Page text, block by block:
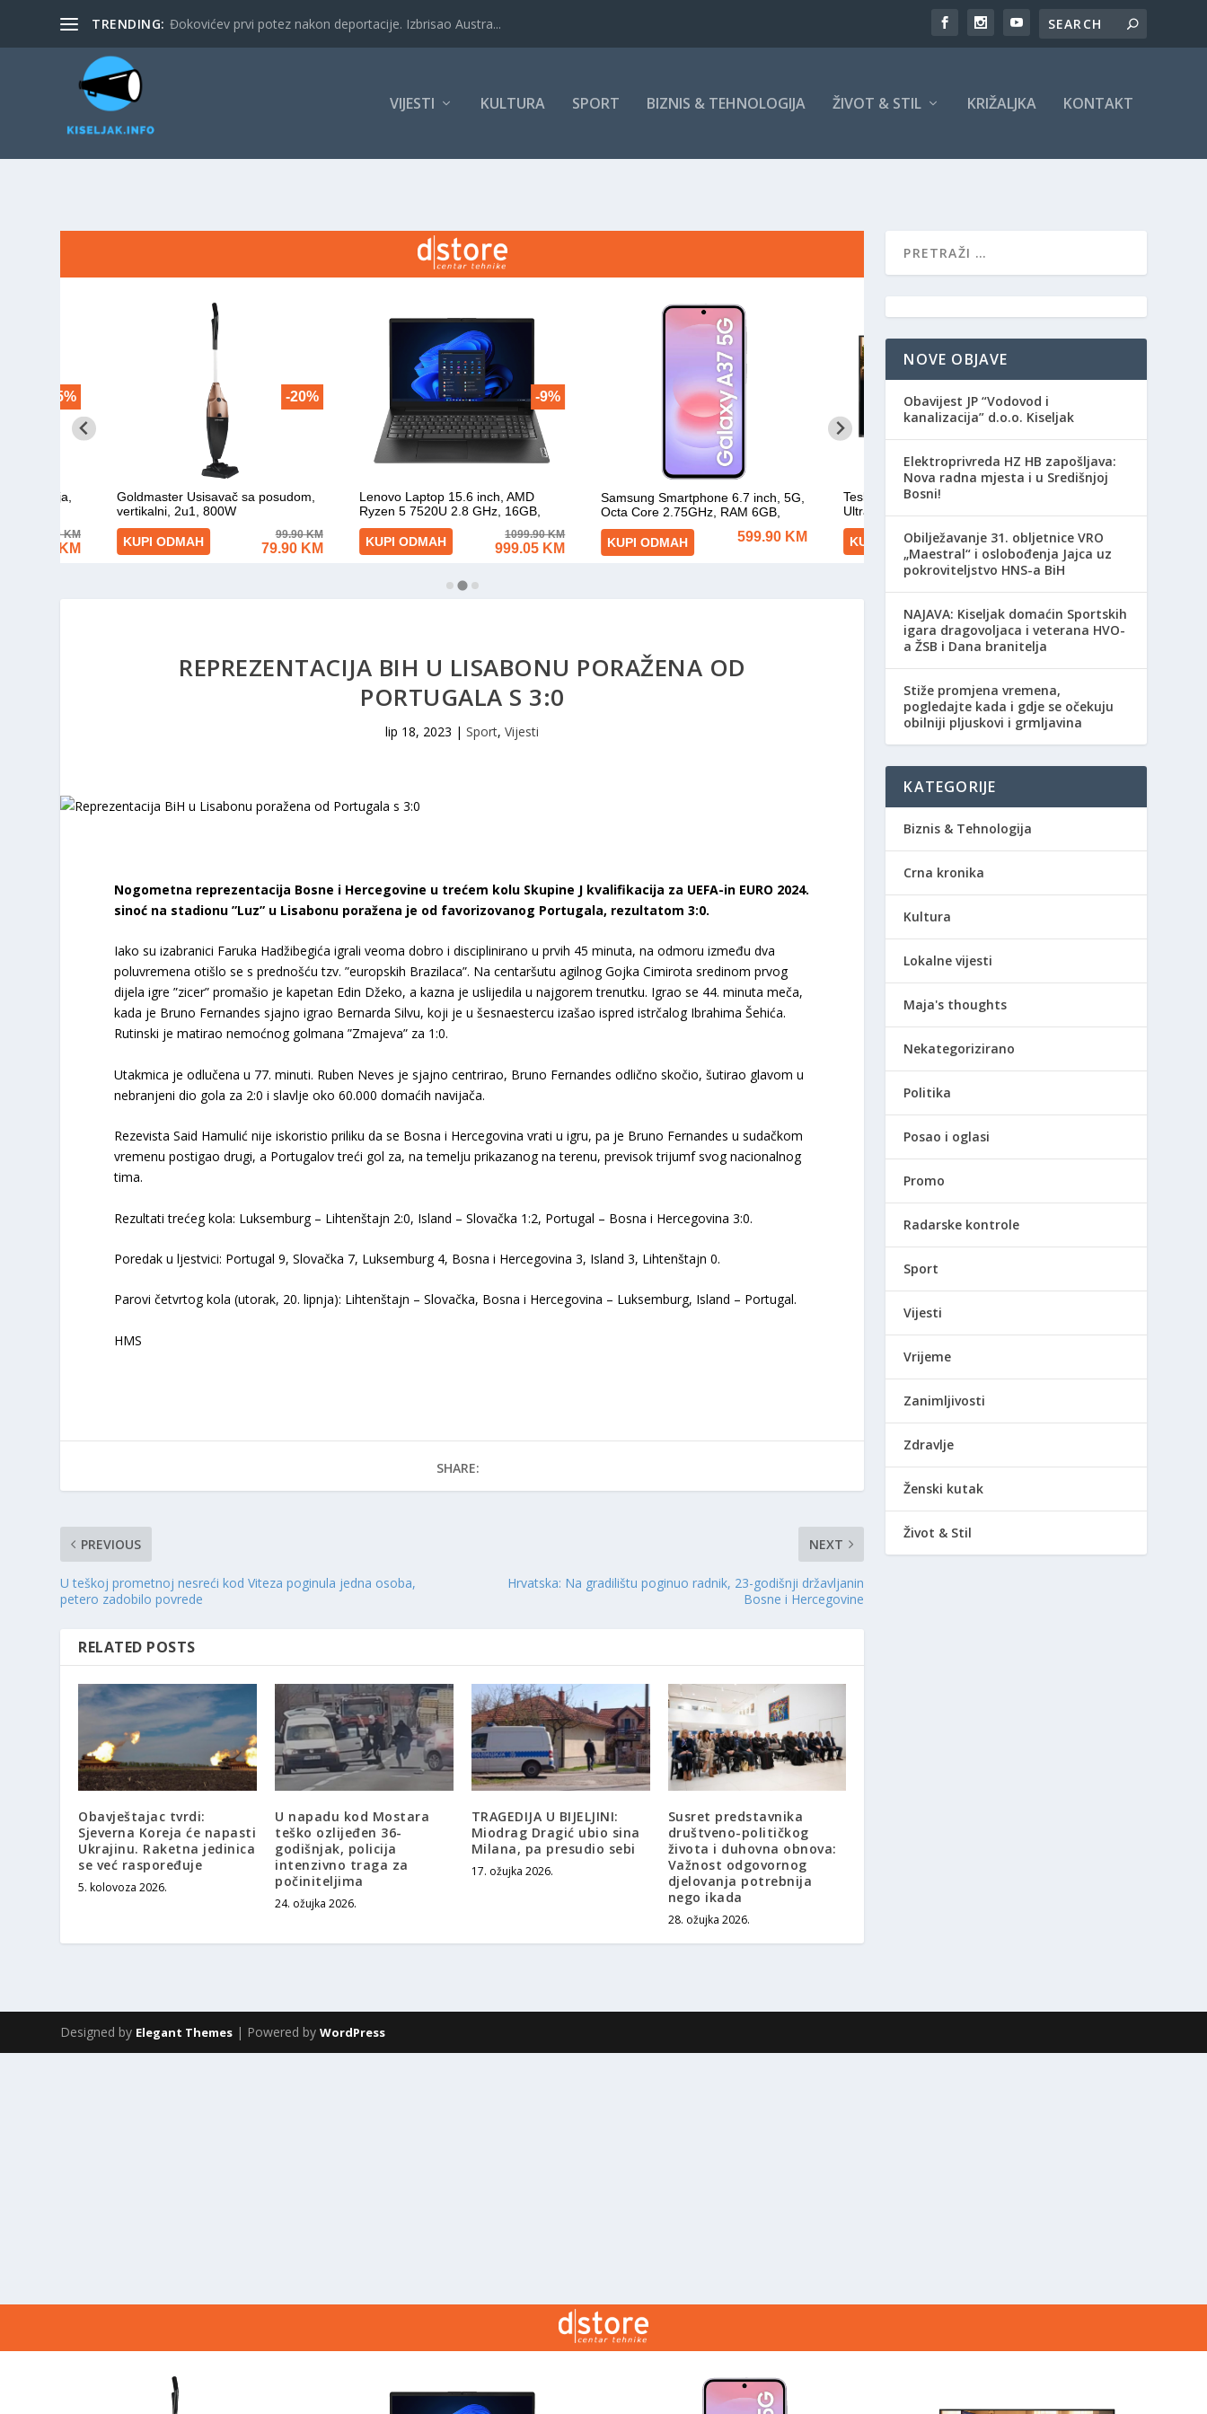
TRENDING: Đokovićev prvi potez nakon deportacije. Izbrisao Austra...
VIJESTI KULTURA SPORT BIZNIS & TEHNOLOGIJA ŽIVOT & STIL KRIŽALJKA KONTAKT
REPREZENTACIJA BIH U LISABONU PORAŽENA OD
PORTUGALA S 3:0
lip 18, 2023 |Sport,Vijesti
Nogometna reprezentacija Bosne i Hercegovine u trećem kolu Skupine J kvalifikacija za UEFA-in EURO 2024.
sinoć na stadionu ”Luz” u Lisabonu poražena je od favorizovanog Portugala, rezultatom 3:0.
Iako su izabranici Faruka Hadžibegića igrali veoma dobro i disciplinirano u prvih 45 minuta, na odmoru između dva
poluvremena otišlo se s prednošću tzv. ”europskih Brazilaca”. Na centaršutu agilnog Gojka Cimirota sredinom prvog
dijela igre ”zicer” promašio je kapetan Edin Džeko, a kazna je uslijedila u najgorem trenutku. Igrao se 44. minuta meča,
kada je Bruno Fernandes sjajno igrao Bernarda Silvu, koji je u šesnaestercu izašao ispred istrčalog Ibrahima Šehića.
Rutinski je matirao nemoćnog golmana ”Zmajeva” za 1:0.
Utakmica je odlučena u 77. minuti. Ruben Neves je sjajno centrirao, Bruno Fernandes odlično skočio, šutirao glavom u
nebranjeni dio gola za 2:0 i slavlje oko 60.000 domaćih navijača.
Rezevista Said Hamulić nije iskoristio priliku da se Bosna i Hercegovina vrati u igru, pa je Bruno Fernandes u sudačkom
vremenu postigao drugi, a Portugalov treći gol za, na temelju prikazanog na terenu, previsok trijumf svog nacionalnog
tima.
Rezultati trećeg kola: Luksemburg – Lihtenštajn 2:0, Island – Slovačka 1:2, Portugal – Bosna i Hercegovina 3:0.
Poredak u ljestvici: Portugal 9, Slovačka 7, Luksemburg 4, Bosna i Hercegovina 3, Island 3, Lihtenštajn 0.
Parovi četvrtog kola (utorak, 20. lipnja): Lihtenštajn – Slovačka, Bosna i Hercegovina – Luksemburg, Island – Portugal.
HMS
SHARE:
PREVIOUS
U teškoj prometnoj nesreći kod Viteza poginula jedna osoba,
petero zadobilo povrede
NEXT
Hrvatska: Na gradilištu poginuo radnik, 23-godišnji državljanin
Bosne i Hercegovine
RELATED POSTS
Obavještajac tvrdi:
Sjeverna Koreja će napasti
Ukrajinu. Raketna jedinica
se već raspoređuje
5. kolovoza 2026.
U napadu kod Mostara
teško ozlijeđen 36-
godišnjak, policija
intenzivno traga za
počiniteljima
24. ožujka 2026.
TRAGEDIJA U BIJELJINI:
Miodrag Dragić ubio sina
Milana, pa presudio sebi
17. ožujka 2026.
Susret predstavnika
društveno-političkog
života i duhovna obnova:
Važnost odgovornog
djelovanja potrebnija
nego ikada
28. ožujka 2026.
NOVE OBJAVE
Obavijest JP “Vodovod i
kanalizacija” d.o.o. Kiseljak
Elektroprivreda HZ HB zapošljava:
Nova radna mjesta i u Središnjoj
Bosni!
Obilježavanje 31. obljetnice VRO
„Maestral“ i oslobođenja Jajca uz
pokroviteljstvo HNS-a BiH
NAJAVA: Kiseljak domaćin Sportskih
igara dragovoljaca i veterana HVO-
a ŽSB i Dana branitelja
Stiže promjena vremena,
pogledajte kada i gdje se očekuju
obilniji pljuskovi i grmljavina
KATEGORIJE
Biznis & Tehnologija
Crna kronika
Kultura
Lokalne vijesti
Maja's thoughts
Nekategorizirano
Politika
Posao i oglasi
Promo
Radarske kontrole
Sport
Vijesti
Vrijeme
Zanimljivosti
Zdravlje
Ženski kutak
Život & Stil
Designed by Elegant Themes | Powered byWordPress